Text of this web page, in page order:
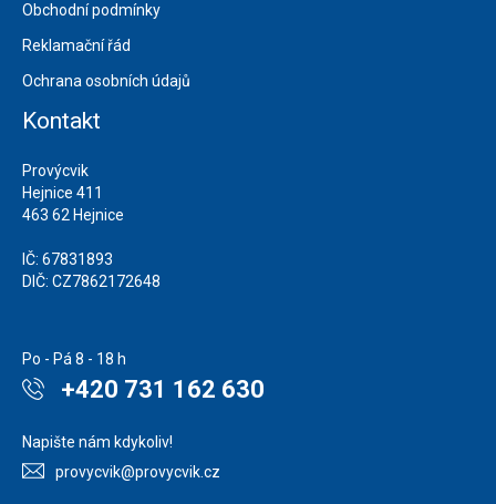
Obchodní podmínky
Reklamační řád
Ochrana osobních údajů
Kontakt
Provýcvik
Hejnice 411
463 62 Hejnice
IČ: 67831893
DIČ: CZ7862172648
Po - Pá 8 - 18 h
+420 731 162 630
Napište nám kdykoliv!
provycvik@provycvik.cz